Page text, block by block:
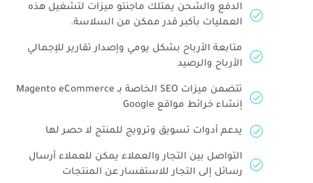
الدفع والشحن يمتلك ماجنتو ميزات لتشغيل هذه
العمليات بأكبر قدر ممكن من السلاسة.
متابعة الأرباح بشكل يومي وإصدار تقارير للإجمالي
الأرباح والرصيد
تتضمن ميزات SEO الخاصة بـ Magento eCommerce
إنشاء خرائط مواقع Google
يدعم أدوات تسويق وترويج للمنتج لا حصر لها
التواصل بين التجار والعملاء يمكن للعملاء أرسال
رسائل إلى التجار للاستفسار عن المنتجات